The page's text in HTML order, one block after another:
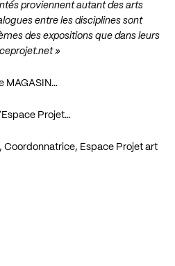
proviennent autant des arts
entre les disciplines sont
des expositions que dans leurs
»
MAGASIN…
Projet…
Coordonnatrice, Espace Projet art